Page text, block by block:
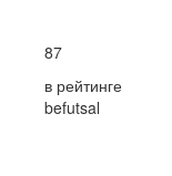
87
в рейтинге
befutsal